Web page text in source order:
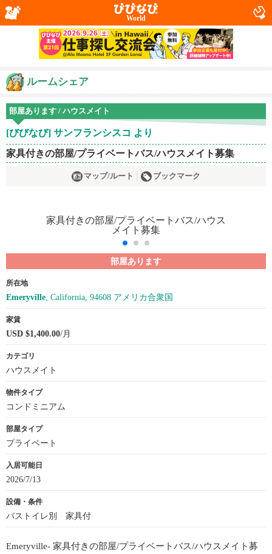
World
ルームシェア
部屋あります / ハウスメイト
[びびなび] サンフランシスコ より
家具付きの部屋/プライベートバス/ハウスメイト募集
マップ/ルート ブックマーク
部屋あります
所在地
Emeryville , California, 94608 アメリカ合衆国
家賃
USD $1,400.00/月
カテゴリ
ハウスメイト
物件タイプ
コンドミニアム
部屋タイプ
プライベート
入居可能日
2026/7/13
設備・条件
バストイレ別 家具付
Emeryville- 家具付きの部屋/プライベートバス/ハウスメイト募